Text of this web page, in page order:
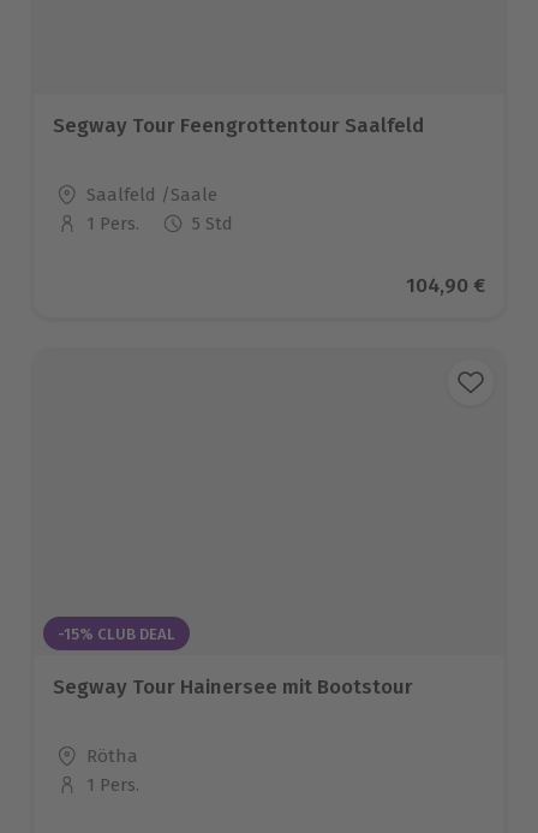
Segway Tour Feengrottentour Saalfeld
Standort
Saalfeld /Saale
Anzahl der Teilnehmer
1 Pers. 5 Std
Aktueller
104,90 €
-15% CLUB DEAL
Segway Tour Hainersee mit Bootstour
Standort
Rötha
Anzahl der Teilnehmer
1 Pers.